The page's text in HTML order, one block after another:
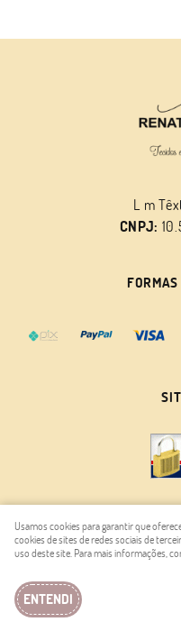
L m
CNPJ:
LOJA VIRTUAL CRIADA
Usamos cookies para garantir que
cookies de sites de redes sociais de
uso deste site. Para mais informações,
ENTENDI